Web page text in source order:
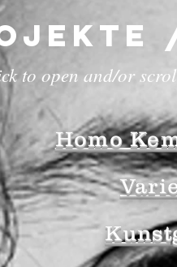
to open and/or
Homo